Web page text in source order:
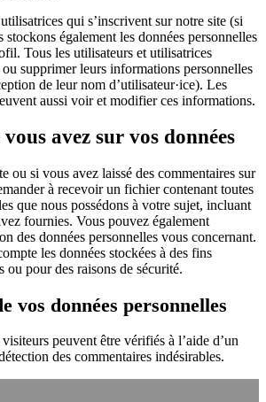
qui s’inscrivent sur notre site (si
stockons également les données personnelles
Tous les utilisateurs et utilisatrices
supprimer leurs informations personnelles
de leur nom d’utilisateur·ice). Les
aussi voir et modifier ces informations.
avez sur vos données
ou si vous avez laissé des commentaires sur
à recevoir un fichier contenant toutes
que nous possédons à votre sujet, incluant
fournies. Vous pouvez également
des données personnelles vous concernant.
les données stockées à des fins
ou pour des raisons de sécurité.
vos données personnelles
peuvent être vérifiés à l’aide d’un
des commentaires indésirables.